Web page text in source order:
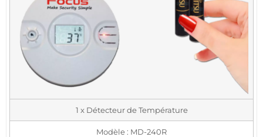
1 x Détecteur de Température
Modèle : MD-240R